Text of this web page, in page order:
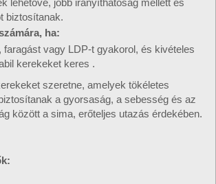
biztosítanak.
ha:
faragást vagy LDP-t gyakorol, és kivételes
kerekeket keres .
szeretne, amelyek tökéletes
a gyorsaság, a sebesség és az
között a sima, erőteljes utazás érdekében.